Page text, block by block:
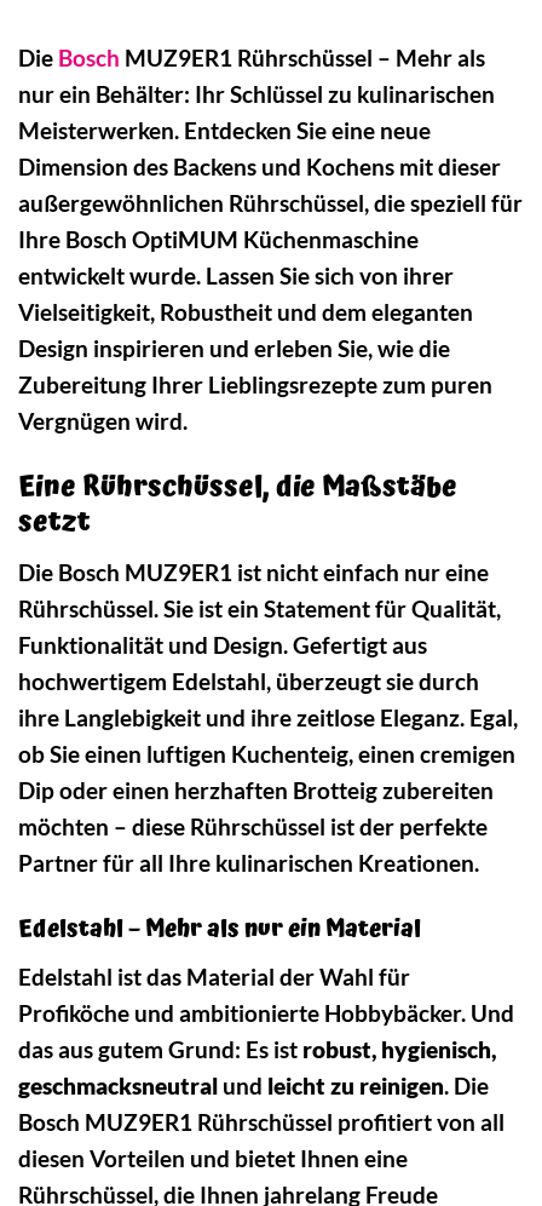
Die Bosch MUZ9ER1 Rührschüssel – Mehr als
nur ein Behälter: Ihr Schlüssel zu kulinarischen
Meisterwerken. Entdecken Sie eine neue
Dimension des Backens und Kochens mit dieser
außergewöhnlichen Rührschüssel, die speziell für
Ihre Bosch OptiMUM Küchenmaschine
entwickelt wurde. Lassen Sie sich von ihrer
Vielseitigkeit, Robustheit und dem eleganten
Design inspirieren und erleben Sie, wie die
Zubereitung Ihrer Lieblingsrezepte zum puren
Vergnügen wird.
Eine Rührschüssel, die Maßstäbe
setzt
Die Bosch MUZ9ER1 ist nicht einfach nur eine
Rührschüssel. Sie ist ein Statement für Qualität,
Funktionalität und Design. Gefertigt aus
hochwertigem Edelstahl, überzeugt sie durch
ihre Langlebigkeit und ihre zeitlose Eleganz. Egal,
ob Sie einen luftigen Kuchenteig, einen cremigen
Dip oder einen herzhaften Brotteig zubereiten
möchten – diese Rührschüssel ist der perfekte
Partner für all Ihre kulinarischen Kreationen.
Edelstahl – Mehr als nur ein Material
Edelstahl ist das Material der Wahl für
Profiköche und ambitionierte Hobbybäcker. Und
das aus gutem Grund: Es ist robust, hygienisch,
geschmacksneutral und leicht zu reinigen. Die
Bosch MUZ9ER1 Rührschüssel profitiert von all
diesen Vorteilen und bietet Ihnen eine
Rührschüssel, die Ihnen jahrelang Freude